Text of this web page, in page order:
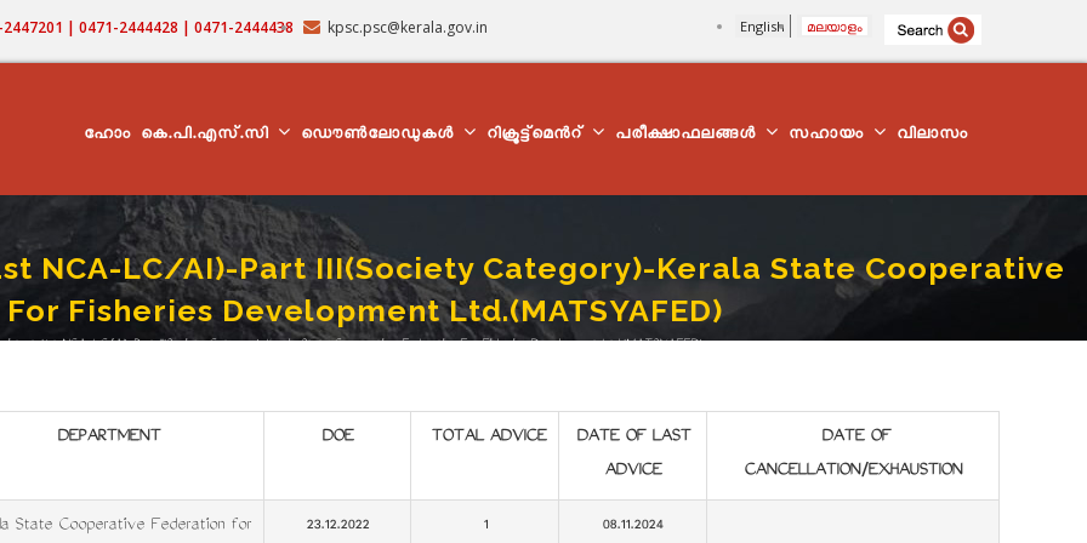
| 0471-2444428 | 0471-2444438 kpsc.psc@kerala.gov.in English മലയാളം
NAVIGATION
ഹോം കെ.പി.എസ്.സി ഡൌൺലോഡുകൾ റിക്രൂട്ട്മെന്‍റ് പരീക്ഷാഫലങ്ങൾ സഹായം വിലാസം
NCA-LC/AI)-Part III(Society Category)-Kerala State Cooperative
Fisheries Development Ltd.(MATSYAFED)
(1st NCA-LC/AI)-Part III(Society Category)-Kerala State Cooperative Federation For Fisheries Development Ltd.(MATSYAFED)
DEPARTMENT DOE TOTAL ADVICE
DATE OF LAST
ADVICE
DATE OF
CANCELLATION/EXHAUSTION
State Co­operative Federation for
23.12.2022 1 08.11.2024